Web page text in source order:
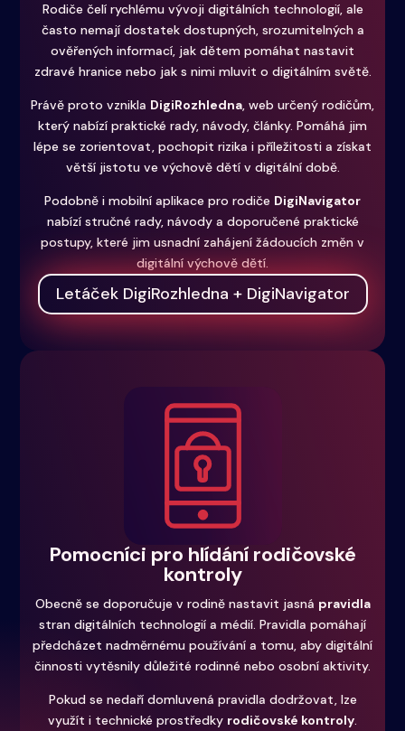
Rodiče čelí rychlému vývoji digitálních technologií, ale
často nemají dostatek dostupných, srozumitelných a
ověřených informací, jak dětem pomáhat nastavit
zdravé hranice nebo jak s nimi mluvit o digitálním světě.
Právě proto vznikla DigiRozhledna, web určený rodičům,
který nabízí praktické rady, návody, články. Pomáhá jim
lépe se zorientovat, pochopit rizika i příležitosti a získat
větší jistotu ve výchově dětí v digitální době.
Podobně i mobilní aplikace pro rodiče DigiNavigator
nabízí stručné rady, návody a doporučené praktické
postupy, které jim usnadní zahájení žádoucích změn v
digitální výchově dětí.
Letáček DigiRozhledna + DigiNavigator
Pomocníci pro hlídání rodičovské
kontroly
Obecně se doporučuje v rodině nastavit jasná pravidla
stran digitálních technologií a médií. Pravidla pomáhají
předcházet nadměrnému používání a tomu, aby digitální
činnosti vytěsnily důležité rodinné nebo osobní aktivity.
Pokud se nedaří domluvená pravidla dodržovat, lze
využít i technické prostředky rodičovské kontroly.